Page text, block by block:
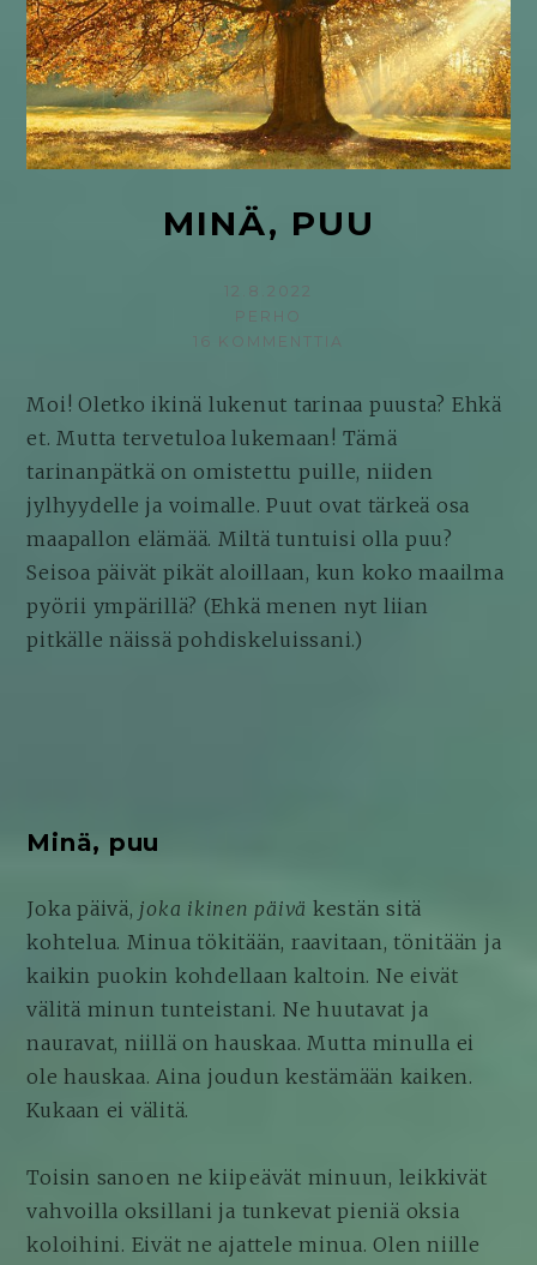
MINÄ, PUU
KIRJOITETTU
12.8.2022
KIRJOITTAJA
PERHO
16 KOMMENTTIA
Moi! Oletko ikinä lukenut tarinaa puusta? Ehkä
et. Mutta tervetuloa lukemaan! Tämä
tarinanpätkä on omistettu puille, niiden
jylhyydelle ja voimalle. Puut ovat tärkeä osa
maapallon elämää. Miltä tuntuisi olla puu?
Seisoa päivät pikät aloillaan, kun koko maailma
pyörii ympärillä? (Ehkä menen nyt liian
pitkälle näissä pohdiskeluissani.)
Minä, puu
Joka päivä, joka ikinen päivä kestän sitä
kohtelua. Minua tökitään, raavitaan, tönitään ja
kaikin puokin kohdellaan kaltoin. Ne eivät
välitä minun tunteistani. Ne huutavat ja
nauravat, niillä on hauskaa. Mutta minulla ei
ole hauskaa. Aina joudun kestämään kaiken.
Kukaan ei välitä.
Toisin sanoen ne kiipeävät minuun, leikkivät
vahvoilla oksillani ja tunkevat pieniä oksia
koloihini. Eivät ne ajattele minua. Olen niille